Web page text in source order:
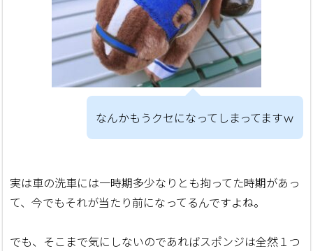
なんかもうクセになってしまってますｗ
実は車の洗車には一時期多少なりとも拘ってた時期があっ
て、今でもそれが当たり前になってるんですよね。
でも、そこまで気にしないのであればスポンジは全然１つ